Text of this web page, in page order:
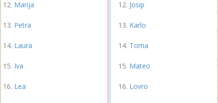
Marija
Petra
Laura
Iva
Lea
Josip
Karlo
Toma
Mateo
Lovro